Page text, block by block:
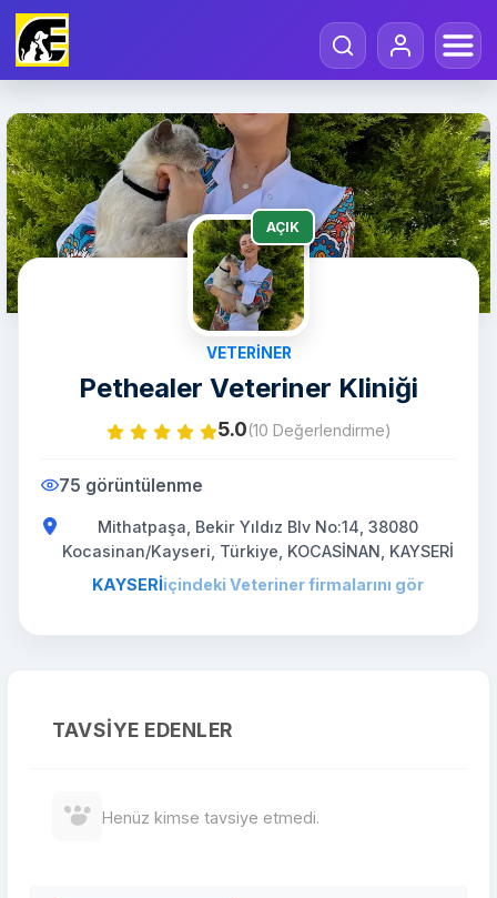
AÇIK
VETERINER
Pethealer Veteriner Kliniği
5.0(10 Değerlendirme)
75 görüntülenme
Mithatpaşa, Bekir Yıldız Blv No:14, 38080
Kocasinan/Kayseri, Türkiye, KOCASİNAN, KAYSERİ
KAYSERİiçindeki Veteriner firmalarını gör
TAVSIYE EDENLER
Henüz kimse tavsiye etmedi.